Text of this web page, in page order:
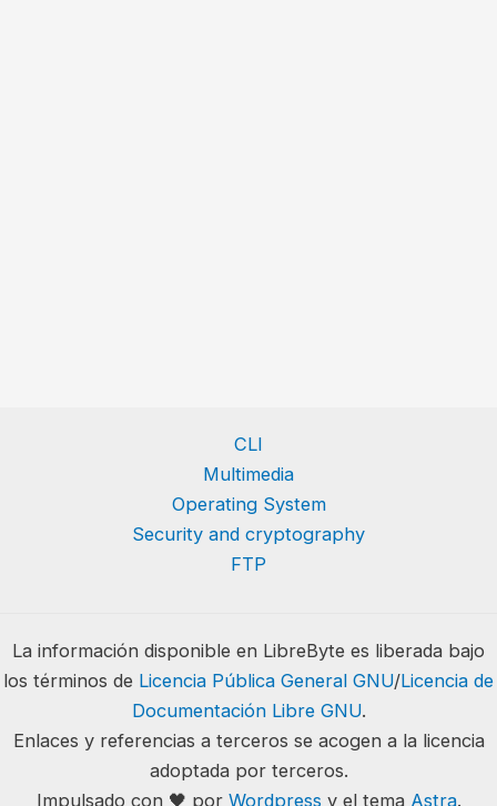
CLI
Multimedia
Operating System
Security and cryptography
FTP
La información disponible en LibreByte es liberada bajo
los términos de Licencia Pública General GNU/Licencia de
Documentación Libre GNU.
Enlaces y referencias a terceros se acogen a la licencia
adoptada por terceros.
Impulsado con 🖤 por Wordpress y el tema Astra.